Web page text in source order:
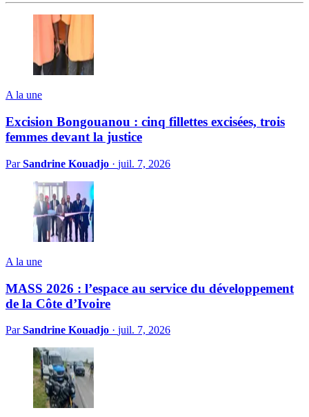
A la une
Excision Bongouanou : cinq fillettes excisées, trois
femmes devant la justice
ParSandrine Kouadjo · juil. 7, 2026
A la une
MASS 2026 : l’espace au service du développement
de la Côte d’Ivoire
ParSandrine Kouadjo · juil. 7, 2026